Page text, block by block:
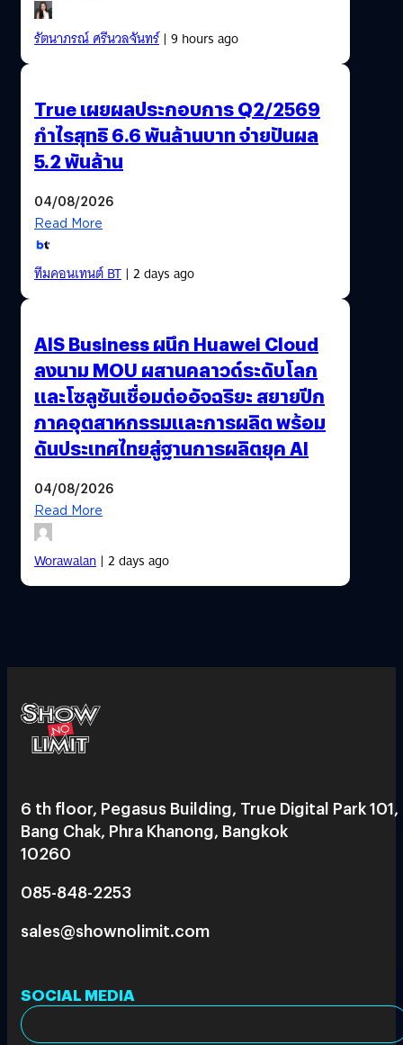
รัตนาภรณ์ ศรีนวลจันทร์| 9 hours ago
True เผยผลประกอบการ Q2/2569
กำไรสุทธิ 6.6 พันล้านบาท จ่ายปันผล
5.2 พันล้าน
04/08/2026
Read More
ทีมคอนเทนต์ BT| 2 days ago
AIS Business ผนึก Huawei Cloud
ลงนาม MOU ผสานคลาวด์ระดับโลก
และโซลูชันเชื่อมต่ออัจฉริยะ สยายปีก
ภาคอุตสาหกรรมและการผลิต พร้อม
ดันประเทศไทยสู่ฐานการผลิตยุค AI
04/08/2026
Read More
Worawalan| 2 days ago
6 th floor, Pegasus Building, True Digital Park 101,
Bang Chak, Phra Khanong, Bangkok
10260
085-848-2253
sales@shownolimit.com
SOCIAL MEDIA